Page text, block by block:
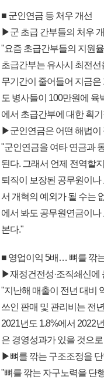
■ 군인연금 등 처우 개선
▶군 초급 간부들의 처우
"요즘 초급간부들의 지원
초급간부는 유사시 최전
무기간이 줄어들어 지금
도 병사들이 100만원에
에서 초급간부에 대한 획
▶군인연금은 어떤 해법이
"군인연금을 여타 연금과
된다. 그래서 언제 전역할
퇴직이 보장된 공무원이나
서 개혁의 예외가 될 수는
에서 봐도 공무원연금이
본다."
■ 영업이익 5배… 뼈를 깎
▶재정건전성·조직쇄신에
"지난해 매출이 전년 대비
쓰인 판매 및 관리비는 전
2021년도 1.8%에서 2022
은 경영성과가 있을 것으
▶뼈를 깎는 구조조정을
"뼈를 깎는 자구노력을 단